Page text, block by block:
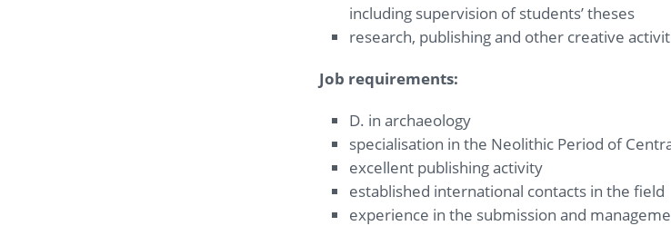
including supervision of students’ theses
research, publishing and other creative
Job requirements:
D. in archaeology
specialisation in the Neolithic Period of
excellent publishing activity
established international contacts in the field
experience in the submission and